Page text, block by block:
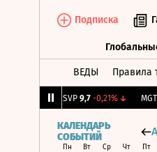
Подписка
ВЕДЫ Правила
BISVP 9,7 -0,21%↓ MGTS
КАЛЕНДАРЬ
СОБЫТИЙ
Пн Вт Ср Чт Пт